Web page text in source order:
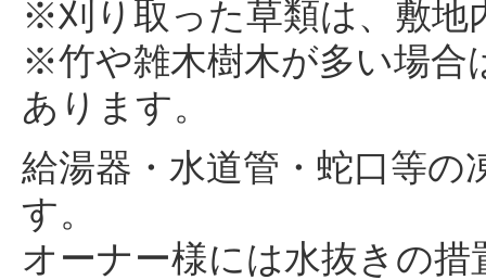
※刈り取った草類は、敷地
※竹や雑木樹木が多い場合
あります。
給湯器・水道管・蛇口等
す。
オーナー様には水抜きの